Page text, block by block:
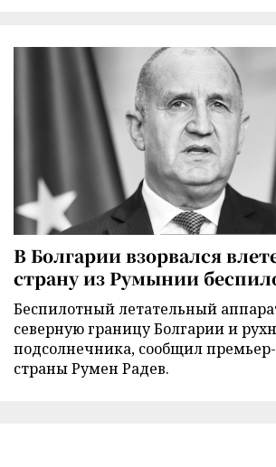
В Болгарии взорвался
страну из Румынии
Беспилотный летательный
северную границу Болгарии и
подсолнечника, сообщил
страны Румен Радев.